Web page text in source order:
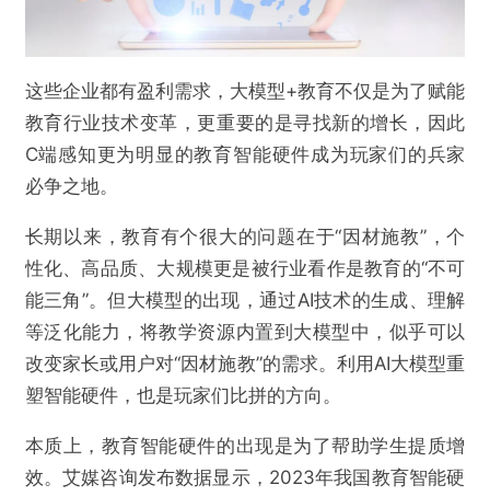
这些企业都有盈利需求，大模型+教育不仅是为了赋能
教育行业技术变革，更重要的是寻找新的增长，因此
C端感知更为明显的教育智能硬件成为玩家们的兵家
必争之地。
长期以来，教育有个很大的问题在于“因材施教”，个
性化、高品质、大规模更是被行业看作是教育的“不可
能三角”。但大模型的出现，通过AI技术的生成、理解
等泛化能力，将教学资源内置到大模型中，似乎可以
改变家长或用户对“因材施教”的需求。利用AI大模型重
塑智能硬件，也是玩家们比拼的方向。
本质上，教育智能硬件的出现是为了帮助学生提质增
效。艾媒咨询发布数据显示，2023年我国教育智能硬